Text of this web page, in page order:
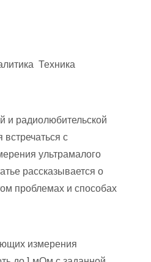
Техника
и радиолюбительской
встречаться с
ультрамалого
рассказывается о
проблемах и способах
измерения